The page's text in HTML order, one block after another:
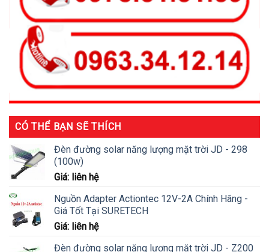
CÓ THỂ BẠN SẼ THÍCH
Đèn đường solar năng lượng mặt trời JD - 298
(100w)
Giá: liên hệ
Nguồn Adapter Actiontec 12V-2A Chính Hãng -
Giá Tốt Tại SURETECH
Giá: liên hệ
Đèn đường solar năng lượng mặt trời JD - Z200